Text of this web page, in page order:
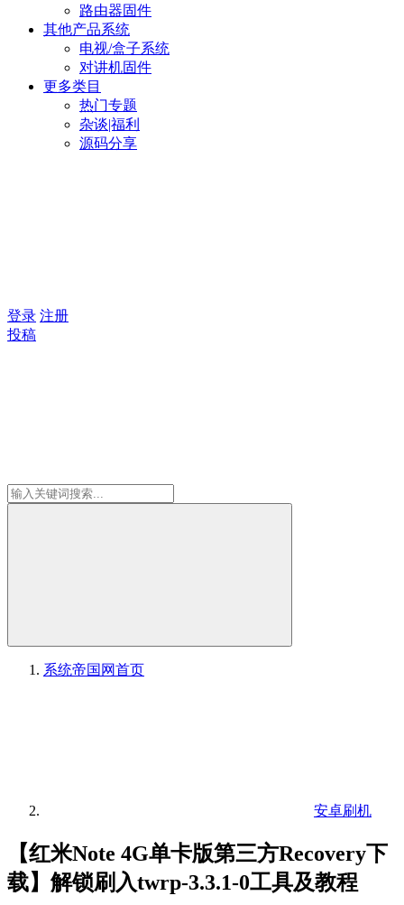
路由器固件
其他产品系统
电视/盒子系统
对讲机固件
更多类目
热门专题
杂谈|福利
源码分享
登录 注册
投稿
系统帝国网首页
安卓刷机
【红米Note 4G单卡版第三方Recovery下
载】解锁刷入twrp-3.3.1-0工具及教程